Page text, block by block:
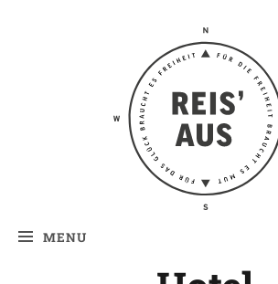
Reis' aus –
Reiseblog
MENU